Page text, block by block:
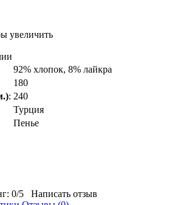
увеличить
92% хлопок, 8% лайкра
180
: 240
Турция
Пенье
0/5
Написать отзыв